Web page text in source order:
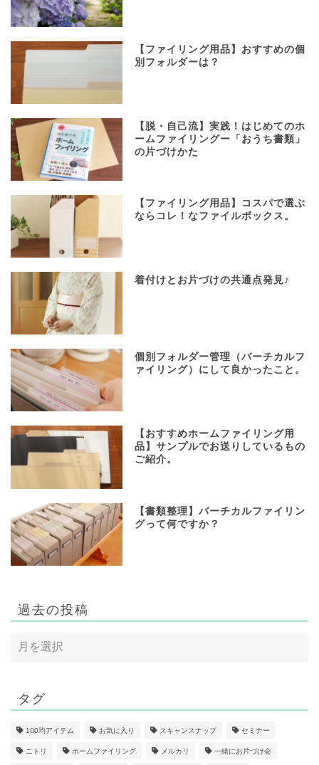
【ファイリング用品】おすすめの個
別フォルダーは？
【脱・自己流】実践！はじめてのホ
ームファイリングー「おうち書類」
の片づけかた
【ファイリング用品】コスパで選ぶ
ならコレ！なファイルボックス。
着付けとお片づけの共通点発見♪
個別フォルダー管理（バーチカルフ
ァイリング）にして良かったこと。
【おすすめホームファイリング用
品】サンプルでお送りしているもの
ご紹介。
【書類整理】バーチカルファイリン
グって何ですか？
過去の投稿
タグ
100均アイテム お気に入り スキャンスナップ セミナー
ニトリ ホームファイリング メルカリ 一緒にお片づけ会